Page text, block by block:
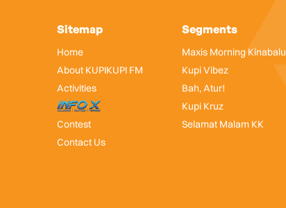
Sitemap
Home
About KUPIKUPI FM
Activities
InfoX
Contest
Contact Us
Segments
Maxis Morning Kinabalu
Kupi Vibez
Bah, Atur!
Kupi Kruz
Selamat Malam KK